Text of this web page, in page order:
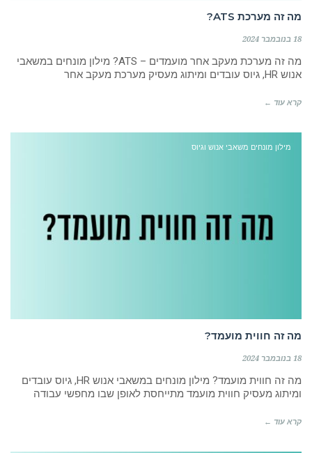
מה זה מערכת ATS?
18 בנובמבר 2024
מה זה מערכת מעקב אחר מועמדים – ATS? מילון מונחים במשאבי
אנוש HR, גיוס עובדים ומיתוג מעסיק מערכת מעקב אחר
קרא עוד ←
מילון מונחים משאבי אנוש וגיוס
מה זה חווית מועמד?
18 בנובמבר 2024
מה זה חווית מועמד? מילון מונחים במשאבי אנוש HR, גיוס עובדים
ומיתוג מעסיק חווית מועמד מתייחסת לאופן שבו מחפשי עבודה
קרא עוד ←